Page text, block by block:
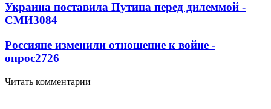
Украина поставила Путина перед дилеммой -
СМИ3084
Россияне изменили отношение к войне -
опрос2726
Читать комментарии